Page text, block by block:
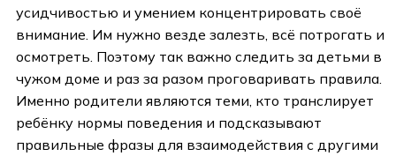
усидчивостью и умением концентрировать своё
внимание. Им нужно везде залезть, всё потрогать и
осмотреть. Поэтому так важно следить за детьми в
чужом доме и раз за разом проговаривать правила.
Именно родители являются теми, кто транслирует
ребёнку нормы поведения и подсказывают
правильные фразы для взаимодействия с другими